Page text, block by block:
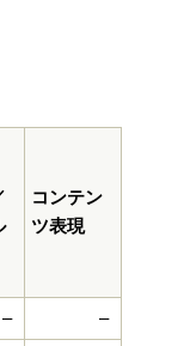
コンテン
ツ表現
– –